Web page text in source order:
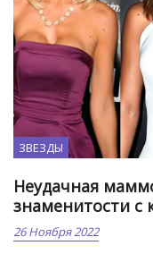
ЗВЕЗДЫ
Неудачная
знаменитости
26 Ноября 2022